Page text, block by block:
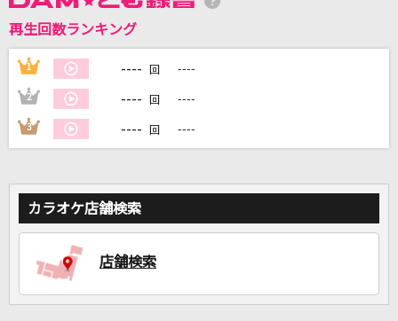
再生回数ランキング
1 ---- 回 ----
2 ---- 回 ----
3 ---- 回 ----
カラオケ店舗検索
店舗検索